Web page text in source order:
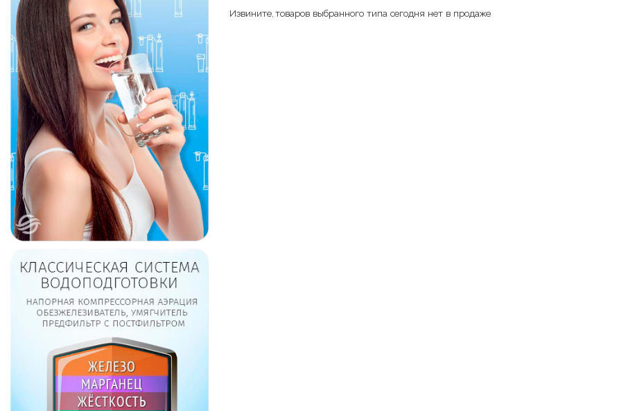
Извините, товаров выбранного типа сегодня нет в продаже